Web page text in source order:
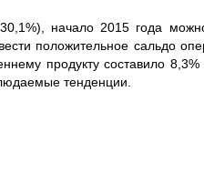
начало 2015 года
положительное сальдо
продукту составило
тенденции.